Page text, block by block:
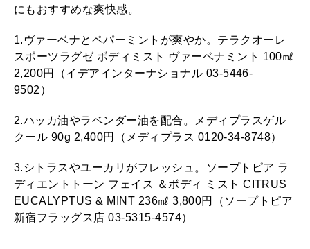
にもおすすめな爽快感。
1.ヴァーベナとペパーミントが爽やか。テラクオーレ
スポーツラグゼ ボディミスト ヴァーベナミント 100㎖
2,200円（イデアインターナショナル 03-5446-
9502）
2.ハッカ油やラベンダー油を配合。メディプラスゲル
クール 90g 2,400円（メディプラス 0120-34-8748）
3.シトラスやユーカリがフレッシュ。ソープトピア ラ
ディエントトーン フェイス ＆ボディ ミスト CITRUS
EUCALYPTUS & MINT 236㎖ 3,800円（ソープトピア
新宿フラッグス店 03-5315-4574）